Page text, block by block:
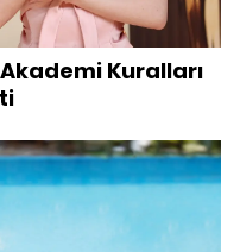
Kuralları